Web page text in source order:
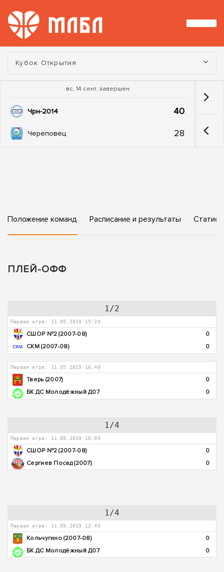
Турнир:
Кубок Открытия
вс, 14 сент. завершен
Чрн-2014 40
Череповец 28
Положение команд Расписание и результаты
ПЛЕЙ-ОФФ
1/2
Первая игра: 11.05.2019 15:20
СШОР №2 (2007-08)
0
СКМ (2007-08)
0
Первая игра: 11.05.2019 16:40
Тверь (2007)
0
БК ДС Молодёжный Д07
0
1/4
Первая игра: 11.05.2019 10:00
СШОР №2 (2007-08)
0
Сергиев Посад (2007)
0
1/4
Первая игра: 11.05.2019 12:40
Кольчугино (2007-08)
0
БК ДС Молодёжный Д07
0